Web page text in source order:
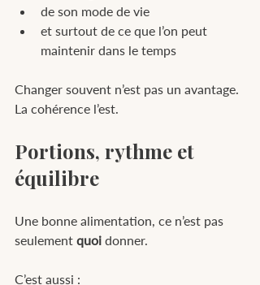
de son mode de vie
et surtout de ce que l’on peut
maintenir dans le temps
Changer souvent n’est pas un avantage.
La cohérence l’est.
Portions, rythme et
équilibre
Une bonne alimentation, ce n’est pas
seulement quoi donner.
C’est aussi :